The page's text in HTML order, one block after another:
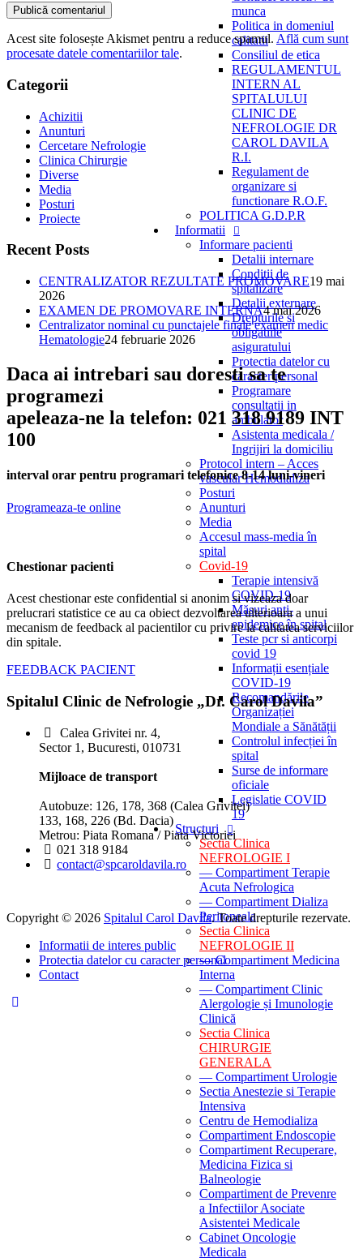
munca
Politica in domeniul
calitatii
Consiliul de etica
REGULAMENTUL
INTERN AL
SPITALULUI
CLINIC DE
NEFROLOGIE DR
CAROL DAVILA
R.I.
Regulament de
organizare si
functionare R.O.F.
POLITICA G.D.P.R
Informatii
Informare pacienti
Detalii internare
Conditii de
spitalizare
Detalii externare
Drepturile si
obligatiile
asiguratului
Protectia datelor cu
caracter personal
Programare
consultatii in
ambulator
Asistenta medicala /
Ingrijiri la domiciliu
Protocol intern – Acces
vascular Hemodializa
Posturi
Anunturi
Media
Accesul mass-media în
spital
Covid-19
Terapie intensivă
COVID-19
Măsuri anti-
epidemice în spital
Teste pcr si anticorpi
covid 19
Informații esențiale
COVID-19
Recomandările
Organizației
Mondiale a Sănătății
Controlul infecției în
spital
Surse de informare
oficiale
Legislatie COVID
19
Structuri
Sectia Clinica
NEFROLOGIE I
— Compartiment Terapie
Acuta Nefrologica
— Compartiment Dializa
Peritoneala
Sectia Clinica
NEFROLOGIE II
— Compartiment Medicina
Interna
— Compartiment Clinic
Alergologie și Imunologie
Clinică
Sectia Clinica
CHIRURGIE
GENERALA
— Compartiment Urologie
Sectia Anestezie si Terapie
Intensiva
Centru de Hemodializa
Compartiment Endoscopie
Compartiment Recuperare,
Medicina Fizica si
Balneologie
Compartiment de Prevenre
a Infectiilor Asociate
Asistentei Medicale
Cabinet Oncologie
Medicala
Acest site folosește Akismet pentru a reduce spamul. Află cum sunt
procesate datele comentariilor tale.
Categorii
Achizitii
Anunturi
Cercetare Nefrologie
Clinica Chirurgie
Diverse
Media
Posturi
Proiecte
Recent Posts
CENTRALIZATOR REZULTATE PROMOVARE19 mai
2026
EXAMEN DE PROMOVARE INTERNA4 mai 2026
Centralizator nominal cu punctajele finale examen medic
Hematologie24 februarie 2026
Daca ai intrebari sau doresti sa te
programezi
apeleaza-ne la telefon: 021 318 9189 INT
100
interval orar pentru programari telefonice 8-14 luni-vineri
Programeaza-te online
Chestionar pacienti
Acest chestionar este confidential si anonim si vizeaza doar
prelucrari statistice ce au ca obiect dezvoltarea ulterioara a unui
mecanism de feedback al pacientilor cu privire la calitatea serviciilor
din spitale.
FEEDBACK PACIENT
Spitalul Clinic de Nefrologie „Dr. Carol Davila”
Calea Grivitei nr. 4,
Sector 1, Bucuresti, 010731
Mijloace de transport
Autobuze: 126, 178, 368 (Calea Grivitei)
133, 168, 226 (Bd. Dacia)
Metrou: Piata Romana / Piata Victoriei
021 318 9184
contact@spcaroldavila.ro
Copyright © 2026 Spitalul Carol Davila. Toate drepturile rezervate.
Informatii de interes public
Protectia datelor cu caracter personal
Contact